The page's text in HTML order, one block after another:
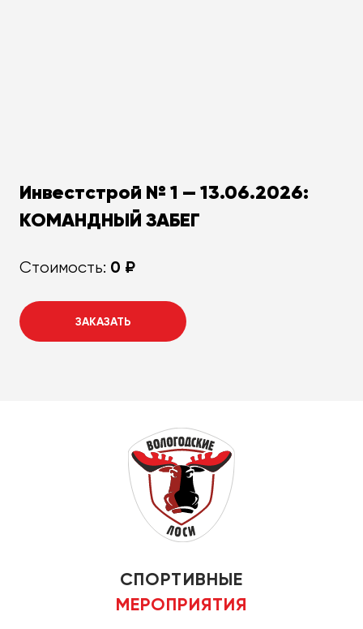
Инвестстрой № 1 — 13.06.2026:
КОМАНДНЫЙ ЗАБЕГ
Стоимость: 0 ₽
ЗАКАЗАТЬ
СПОРТИВНЫЕ
МЕРОПРИЯТИЯ